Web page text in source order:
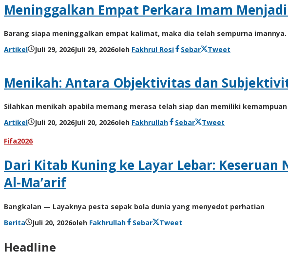
Meninggalkan Empat Perkara Imam
Barang siapa meninggalkan empat kalimat, maka dia telah sempurna imannya.
Artikel
Juli 29, 2026Juli 29, 2026oleh Fakhrul Rosi Sebar Tweet
Menikah: Antara Objektivitas dan
Silahkan menikah apabila memang merasa telah siap dan memiliki kemampuan
Artikel
Juli 20, 2026Juli 20, 2026oleh Fakhrullah Sebar
Tweet
Fifa2026
Dari Kitab Kuning ke Layar Lebar: Keseruan
Al-Ma’arif
Bangkalan — Layaknya pesta sepak bola dunia yang menyedot perhatian
Berita
Juli 20, 2026oleh Fakhrullah Sebar Tweet
Headline